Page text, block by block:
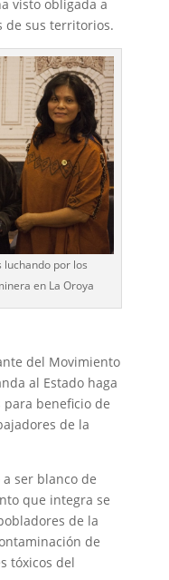
visto obligada a
de sus territorios.
luchando por los
en La Oroya
del Movimiento
al Estado haga
beneficio de
de la
ser blanco de
que integra se
de la
de
tóxicos del